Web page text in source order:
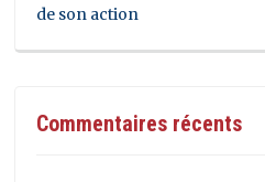
de son action
Commentaires récents